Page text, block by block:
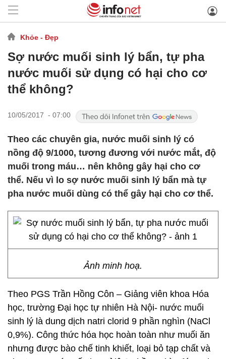
Khỏe - Đẹp
Sợ nước muối sinh lý bẩn, tự pha
nước muối sử dụng có hại cho cơ
thể không?
10/05/2017 - 07:00
Theo các chuyên gia, nước muối sinh lý có
nồng độ 9/1000, tương đương với nước mắt, độ
muối trong máu… nên không gây hại cho cơ
thể. Nếu vì lo sợ nước muối sinh lý bẩn mà tự
pha nước muối dùng có thể gây hại cho cơ thể.
Ảnh minh hoạ.
Theo PGS Trần Hồng Côn – Giảng viên khoa Hóa
học, trường Đại học tự nhiên Hà Nội- nước muối
sinh lý là dung dịch natri clorid 9 phần nghìn (NaCl
0,9%). Công thức hóa học hoàn toàn như muối ăn
nhưng được bào chế tinh khiết, loại bỏ tạp chất và